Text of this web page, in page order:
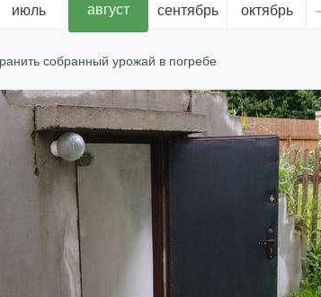
июль август сентябрь октябрь
собранный урожай в погребе